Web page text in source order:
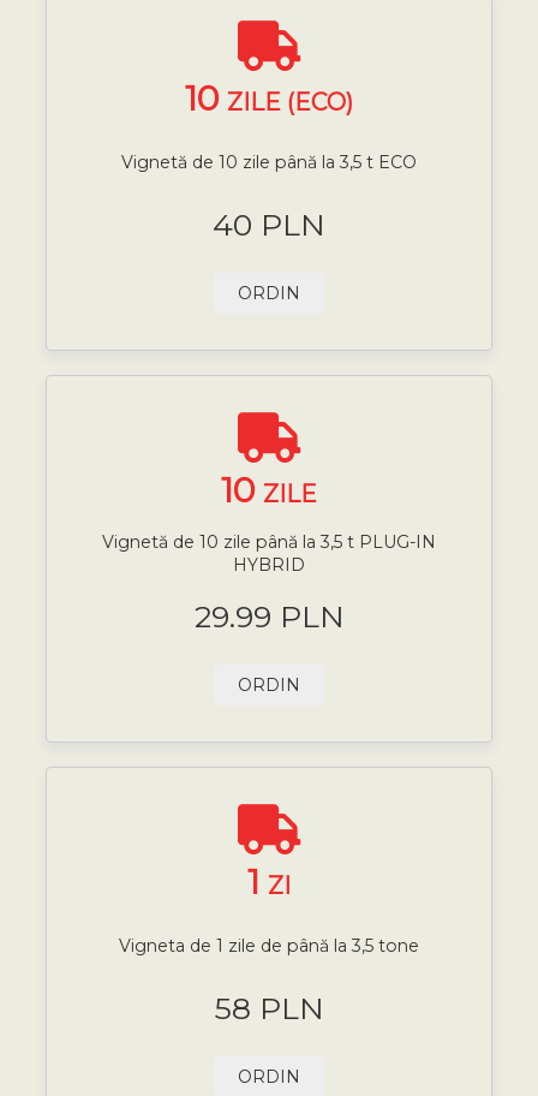
10 ZILE (ECO)
Vignetă de 10 zile până la 3,5 t ECO
40 PLN
ORDIN
10 ZILE
Vignetă de 10 zile până la 3,5 t PLUG-IN
HYBRID
29.99 PLN
ORDIN
1 ZI
Vigneta de 1 zile de până la 3,5 tone
58 PLN
ORDIN